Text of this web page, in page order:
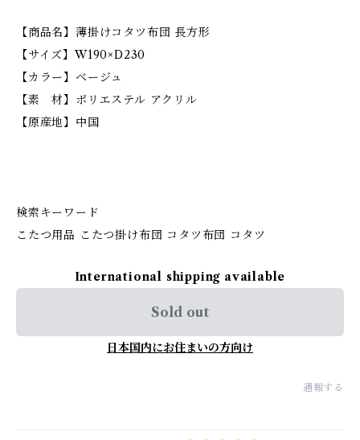
【商品名】薄掛けコタツ布団 長方形
【サイズ】W190×D230
【カラー】ベージュ
【素 材】ポリエステル アクリル
【原産地】中国
検索キーワード
こたつ用品 こたつ掛け布団 コタツ布団 コタツ
International shipping available
Sold out
日本国内にお住まいの方向け
通報する